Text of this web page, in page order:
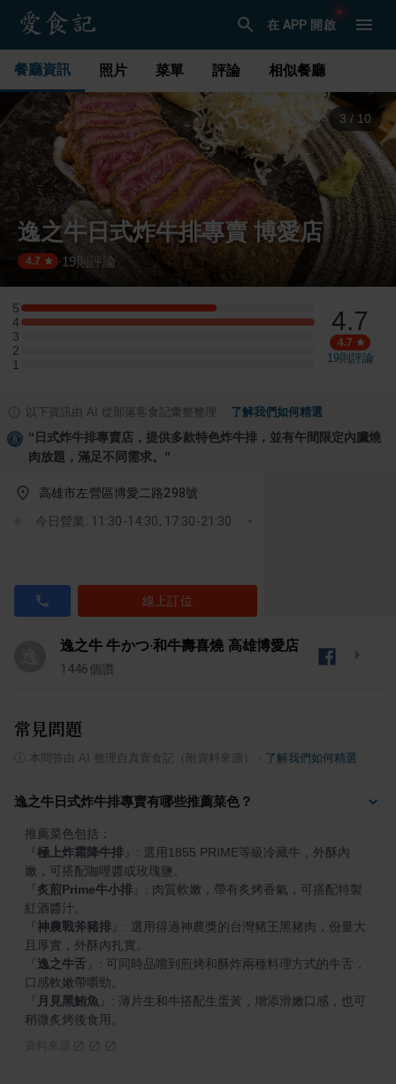
在 APP 開啟
餐廳資訊 照片 菜單 評論 相似餐廳
4 / 10
逸之牛日式炸牛排專賣 博愛店
4.7 ·19則評論
5
5 星：2 則評論
4
4 星：3 則評論
3
3 星：0 則評論
2
2 星：0 則評論
1
1 星：0 則評論
4.7
4.7
19則評論
以下資訊由 AI 從部落客食記彙整整理 了解我們如何精選
“ 日式炸牛排專賣店，提供多款特色炸牛排，並有午間限定內臟燒
肉放題，滿足不同需求。 ”
高雄市左營區博愛二路298號
今日營業: 11:30-14:30, 17:30-21:30
線上訂位
逸之牛 牛かつ·和牛壽喜燒 高雄博愛店
1446個讚
常見問題
本問答由 AI 整理自真實食記（附資料來源） 了解我們如何精選
逸之牛日式炸牛排專賣有哪些推薦菜色？
極上炸霜降牛排
: 選用1855 PRIME等級冷藏牛，外酥內
炙煎Prime牛小排
: 肉質軟嫩，帶有炙烤香氣，可搭配特製
神農戰斧豬排
: 選用得過神農獎的台灣豬王黑豬肉，份量大
逸之牛舌
: 可同時品嚐到煎烤和酥炸兩種料理方式的牛舌，
月見黑鮪魚
: 薄片生和牛搭配生蛋黃，增添滑嫩口感，也可
稍微炙烤後食用。